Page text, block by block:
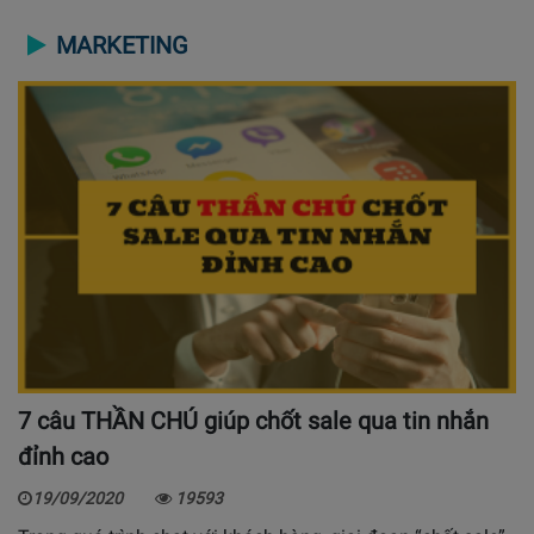
MARKETING
7 câu THẦN CHÚ giúp chốt sale qua tin nhắn
đỉnh cao
19/09/2020 19593